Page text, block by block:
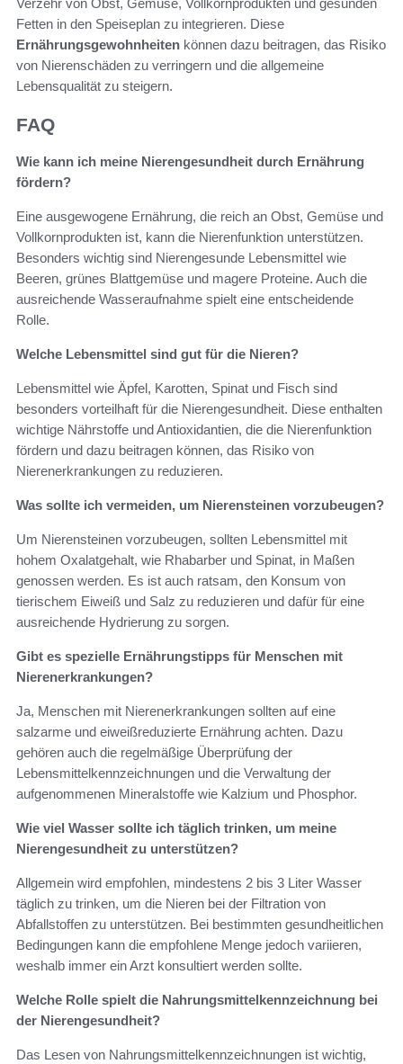
Verzehr von Obst, Gemüse, Vollkornprodukten und gesunden
Fetten in den Speiseplan zu integrieren. Diese
Ernährungsgewohnheiten können dazu beitragen, das Risiko
von Nierenschäden zu verringern und die allgemeine
Lebensqualität zu steigern.
FAQ
Wie kann ich meine Nierengesundheit durch Ernährung
fördern?
Eine ausgewogene Ernährung, die reich an Obst, Gemüse und
Vollkornprodukten ist, kann die Nierenfunktion unterstützen.
Besonders wichtig sind Nierengesunde Lebensmittel wie
Beeren, grünes Blattgemüse und magere Proteine. Auch die
ausreichende Wasseraufnahme spielt eine entscheidende
Rolle.
Welche Lebensmittel sind gut für die Nieren?
Lebensmittel wie Äpfel, Karotten, Spinat und Fisch sind
besonders vorteilhaft für die Nierengesundheit. Diese enthalten
wichtige Nährstoffe und Antioxidantien, die die Nierenfunktion
fördern und dazu beitragen können, das Risiko von
Nierenerkrankungen zu reduzieren.
Was sollte ich vermeiden, um Nierensteinen vorzubeugen?
Um Nierensteinen vorzubeugen, sollten Lebensmittel mit
hohem Oxalatgehalt, wie Rhabarber und Spinat, in Maßen
genossen werden. Es ist auch ratsam, den Konsum von
tierischem Eiweiß und Salz zu reduzieren und dafür für eine
ausreichende Hydrierung zu sorgen.
Gibt es spezielle Ernährungstipps für Menschen mit
Nierenerkrankungen?
Ja, Menschen mit Nierenerkrankungen sollten auf eine
salzarme und eiweißreduzierte Ernährung achten. Dazu
gehören auch die regelmäßige Überprüfung der
Lebensmittelkennzeichnungen und die Verwaltung der
aufgenommenen Mineralstoffe wie Kalzium und Phosphor.
Wie viel Wasser sollte ich täglich trinken, um meine
Nierengesundheit zu unterstützen?
Allgemein wird empfohlen, mindestens 2 bis 3 Liter Wasser
täglich zu trinken, um die Nieren bei der Filtration von
Abfallstoffen zu unterstützen. Bei bestimmten gesundheitlichen
Bedingungen kann die empfohlene Menge jedoch variieren,
weshalb immer ein Arzt konsultiert werden sollte.
Welche Rolle spielt die Nahrungsmittelkennzeichnung bei
der Nierengesundheit?
Das Lesen von Nahrungsmittelkennzeichnungen ist wichtig,